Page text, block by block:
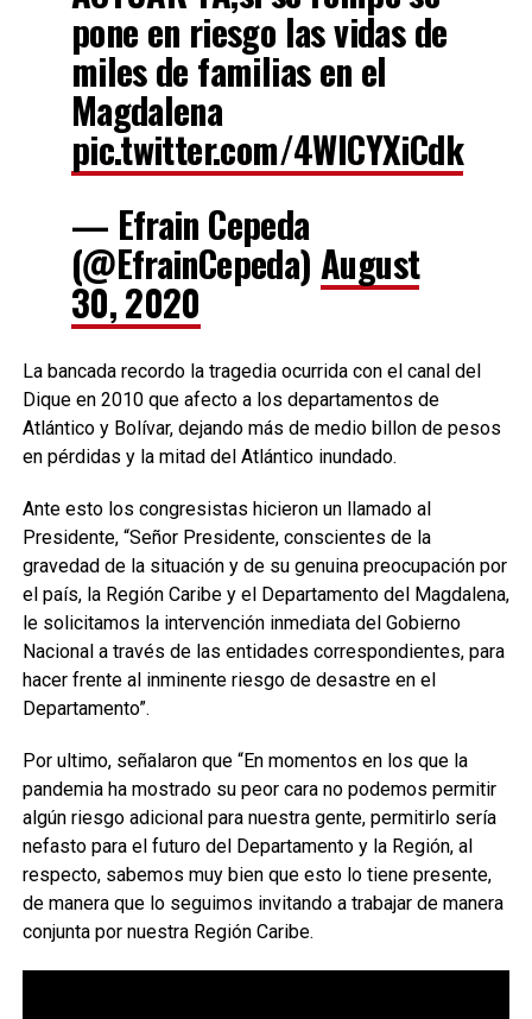
pone en riesgo las vidas de
miles de familias en el
Magdalena
pic.twitter.com/4WICYXiCdk
— Efrain Cepeda
(@EfrainCepeda) August
30, 2020
La bancada recordo la tragedia ocurrida con el canal del
Dique en 2010 que afecto a los departamentos de
Atlántico y Bolívar, dejando más de medio billon de pesos
en pérdidas y la mitad del Atlántico inundado.
Ante esto los congresistas hicieron un llamado al
Presidente, “Señor Presidente, conscientes de la
gravedad de la situación y de su genuina preocupación por
el país, la Región Caribe y el Departamento del Magdalena,
le solicitamos la intervención inmediata del Gobierno
Nacional a través de las entidades correspondientes, para
hacer frente al inminente riesgo de desastre en el
Departamento”.
Por ultimo, señalaron que “En momentos en los que la
pandemia ha mostrado su peor cara no podemos permitir
algún riesgo adicional para nuestra gente, permitirlo sería
nefasto para el futuro del Departamento y la Región, al
respecto, sabemos muy bien que esto lo tiene presente,
de manera que lo seguimos invitando a trabajar de manera
conjunta por nuestra Región Caribe.